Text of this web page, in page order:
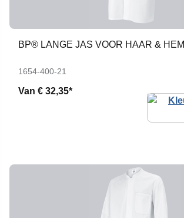
BP® LANGE JAS VOOR HAAR & HEM
1654-400-21
Van € 32,35*